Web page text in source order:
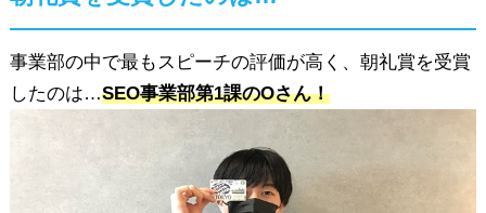
事業部の中で最もスピーチの評価が高く、朝礼賞を受賞
したのは…SEO事業部第1課のOさん！